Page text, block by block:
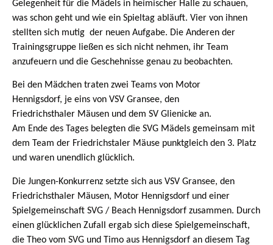
Gelegenheit für die Mädels in heimischer Halle zu schauen,
was schon geht und wie ein Spieltag abläuft. Vier von ihnen
stellten sich mutig der neuen Aufgabe. Die Anderen der
Trainingsgruppe ließen es sich nicht nehmen, ihr Team
anzufeuern und die Geschehnisse genau zu beobachten.
Bei den Mädchen traten zwei Teams von Motor
Hennigsdorf, je eins von VSV Gransee, den
Friedrichsthaler Mäusen und dem SV Glienicke an.
Am Ende des Tages belegten die SVG Mädels gemeinsam mit
dem Team der Friedrichstaler Mäuse punktgleich den 3. Platz
und waren unendlich glücklich.
Die Jungen-Konkurrenz setzte sich aus VSV Gransee, den
Friedrichsthaler Mäusen, Motor Hennigsdorf und einer
Spielgemeinschaft SVG / Beach Hennigsdorf zusammen. Durch
einen glücklichen Zufall ergab sich diese Spielgemeinschaft,
die Theo vom SVG und Timo aus Hennigsdorf an diesem Tag